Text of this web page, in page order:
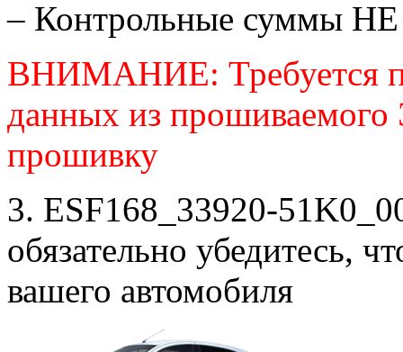
– Контрольные суммы НЕ
ВНИМАНИЕ: Требуется
данных из
прошивку
3. ESF168_33920-
обязательно убедитесь,
вашего автомобиля